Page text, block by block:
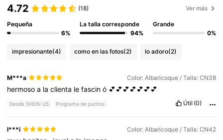
4.72 (18) Ver más
Pequeña
6%
La talla corresponde
94%
Grande
0%
impresionante(4) como en las fotos(2) lo adoro(2)
M***a Color: Albaricoque / Talla: CN38
hermosoa laclienta lefascinó 💕💕💕💕💕💕💕
Desde SHEIN US Programa de puntos Útil (0)
I***i Color: Albaricoque / Talla: CN42